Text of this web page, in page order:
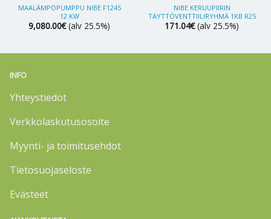
MAALÄMPÖPUMPPU NIBE F1245
12 KW
9,080.00€ (alv 25.5%)
NIBE KERUUPIIRIN
TÄYTTÖVENTTIILIRYHMÄ 1KB R25
171.04€ (alv 25.5%)
INFO
Yhteystiedot
Verkkolaskutusosoite
Myynti- ja toimitusehdot
Tietosuojaseloste
Evästeet